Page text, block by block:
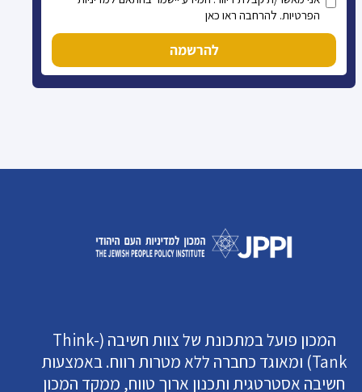
הפרטיות. להרחבה ראו כאן
להרשמה
המכון פועל במתכונת של צוות חשיבה (Think-
Tank) ומאוגד כחברה ללא מטרות רווח. באמצעות
חשיבה אסטרטגית ותכנון ארוך טווח, ממקד המכון